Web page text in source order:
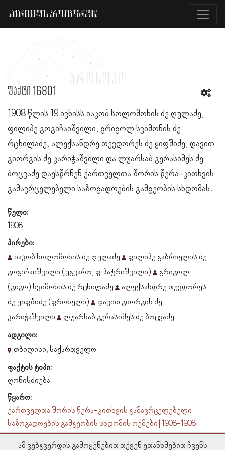
საქართველოს პროსოპოგრაფია
ფაქტი 16801
1908 წლის 19 ივნისს იაკობ სოლომონის ძე ღულაძე,
ფილიპე გოგიჩაიშვილი, გრიგოლ სვიმონის ძე
რცხილაძე, ალექსანდრე თევდორეს ძე ყიფშიძე, დავით
გიორგის ძე კარიჭაშვილი და ლუარსაბ გერასიმეს ძე
ბოცვაძე დაესწრნენ ქართველთა შორის წერა-კითხვის
გამავრცელებელი საზოგადოების გამგეობის სხდომას.
წელი:
1908
პირები:
იაკობ სოლომონის ძე ღულაძე
ფილიპე გაბრიელის ძე
გოგიჩაიშვილი (უგვარო, ფ. პატრიშვილი)
გრიგოლ
(გიგო) სვიმონის ძე რცხილაძე
ალექსანდრე თევდორეს
ძე ყიფშიძე (ფრონელი)
დავით გიორგის ძე
კარიჭაშვილი
ლუარსაბ გერასიმეს ძე ბოცვაძე
ადგილი:
თბილისი, საქართველო
ფაქტის ტიპი:
ღონისძიება
წყარო:
ქართველთა შორის წერა-კითხვის გამავრცელებელი
საზოგადოების გამგეობის სხდომის ოქმები | 1908-1908
ამ ვებგვერდის გამოყენებით თქვენ ეთანხმებით ჩვენს